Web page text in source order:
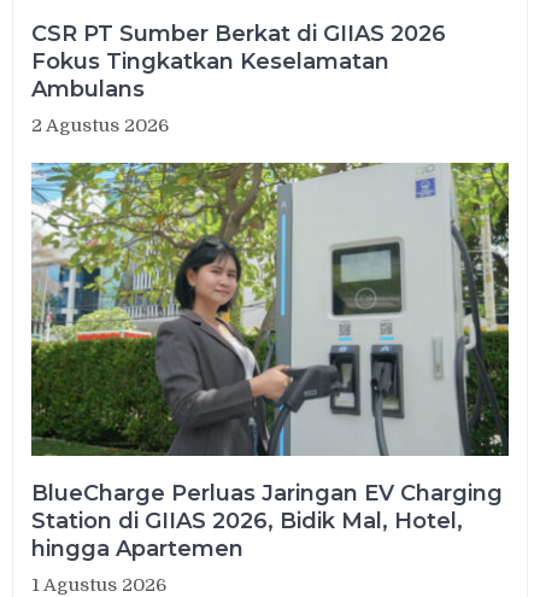
CSR PT Sumber Berkat di GIIAS 2026
Fokus Tingkatkan Keselamatan
Ambulans
2 Agustus 2026
BlueCharge Perluas Jaringan EV Charging
Station di GIIAS 2026, Bidik Mal, Hotel,
hingga Apartemen
1 Agustus 2026